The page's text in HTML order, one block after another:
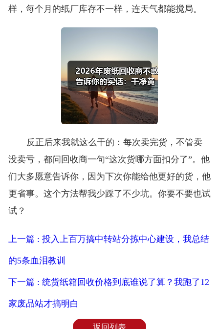
样，每个月的纸厂库存不一样，连天气都能搅局。
反正后来我就这么干的：每次卖完货，不管卖
没卖亏，都问回收商一句“这次货哪方面扣分了”。他
们大多愿意告诉你，因为下次你能给他更好的货，他
更省事。这个方法帮我少踩了不少坑。你要不要也试
试？
上一篇 : 投入上百万搞中转站分拣中心建设，我总结
的5条血泪教训
下一篇 : 统货纸箱回收价格到底谁说了算？我跑了12
家废品站才搞明白
返回列表